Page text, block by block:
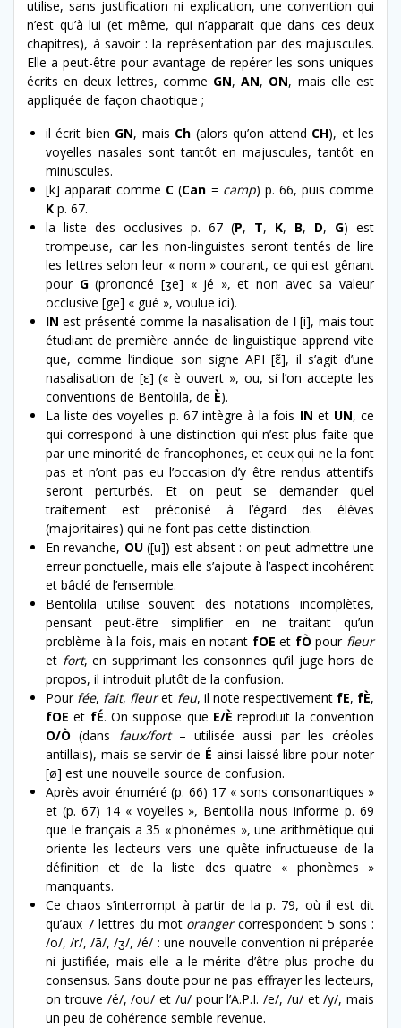
utilise, sans justification ni explication, une convention qui
n’est qu’à lui (et même, qui n’apparait que dans ces deux
chapitres), à savoir : la représentation par des majuscules.
Elle a peut-être pour avantage de repérer les sons uniques
écrits en deux lettres, comme GN,AN, ON, mais elle est
appliquée de façon chaotique ;
il écrit bien GN, mais Ch (alors qu’on attend CH), et les
voyelles nasales sont tantôt en majuscules, tantôt en
minuscules.
[k] apparait comme C (Can = camp) p. 66, puis comme
K p. 67.
la liste des occlusives p. 67 (P, T, K, B, D, G) est
trompeuse, car les non-linguistes seront tentés de lire
les lettres selon leur « nom » courant, ce qui est gênant
pour G(prononcé [ʒe] « jé », et non avec sa valeur
occlusive [ge] « gué », voulue ici).
IN est présenté comme la nasalisation de I [i], mais tout
étudiant de première année de linguistique apprend vite
que, comme l’indique son signe API [ε̃], il s’agit d’une
nasalisation de [ε] (« è ouvert », ou, si l’on accepte les
conventions de Bentolila, de È).
La liste des voyelles p. 67 intègre à la fois IN et UN, ce
qui correspond à une distinction qui n’est plus faite que
par une minorité de francophones, et ceux qui ne la font
pas et n’ont pas eu l’occasion d’y être rendus attentifs
seront perturbés. Et on peut se demander quel
traitement est préconisé à l’égard des élèves
(majoritaires) qui ne font pas cette distinction.
En revanche, OU([u]) est absent : on peut admettre une
erreur ponctuelle, mais elle s’ajoute à l’aspect incohérent
et bâclé de l’ensemble.
Bentolila utilise souvent des notations incomplètes,
pensant peut-être simplifier en ne traitant qu’un
problème à la fois, mais en notant fOE et fÒ pour fleur
et fort, en supprimant les consonnes qu’il juge hors de
propos, il introduit plutôt de la confusion.
Pour fée, fait, fleuret feu, il note respectivement fE, fÈ,
fOE et fÉ. On suppose que E/È reproduit la convention
O/Ò (dans faux/fort– utilisée aussi par les créoles
antillais), mais se servir de É ainsi laissé libre pour noter
[ø] est une nouvelle source de confusion.
Après avoir énuméré (p. 66) 17 « sons consonantiques »
et (p. 67) 14 « voyelles », Bentolila nous informe p. 69
que le français a 35 « phonèmes », une arithmétique qui
oriente les lecteurs vers une quête infructueuse de la
définition et de la liste des quatre « phonèmes »
manquants.
Ce chaos s’interrompt à partir de la p. 79, où il est dit
qu’aux 7 lettres du mot orangercorrespondent 5 sons :
/o/, /r/, /ã/, /ʒ/, /é/ : une nouvelle convention ni préparée
ni justifiée, mais elle a le mérite d’être plus proche du
consensus. Sans doute pour ne pas effrayer les lecteurs,
on trouve /é/, /ou/ et /u/ pour l’A.P.I. /e/, /u/ et /y/, mais
un peu de cohérence semble revenue.